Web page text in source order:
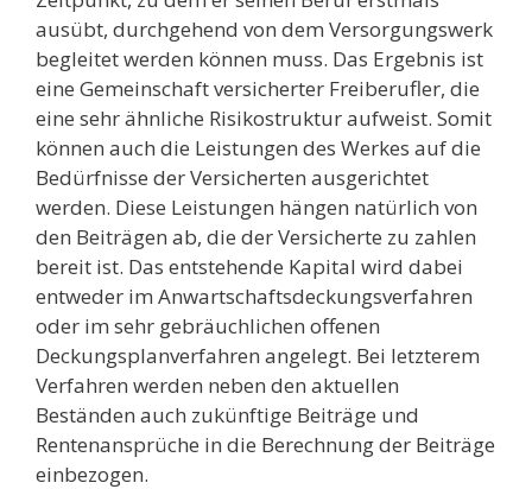
ausübt, durchgehend von dem Versorgungswerk
begleitet werden können muss. Das Ergebnis ist
eine Gemeinschaft versicherter Freiberufler, die
eine sehr ähnliche Risikostruktur aufweist. Somit
können auch die Leistungen des Werkes auf die
Bedürfnisse der Versicherten ausgerichtet
werden. Diese Leistungen hängen natürlich von
den Beiträgen ab, die der Versicherte zu zahlen
bereit ist. Das entstehende Kapital wird dabei
entweder im Anwartschaftsdeckungsverfahren
oder im sehr gebräuchlichen offenen
Deckungsplanverfahren angelegt. Bei letzterem
Verfahren werden neben den aktuellen
Beständen auch zukünftige Beiträge und
Rentenansprüche in die Berechnung der Beiträge
einbezogen.